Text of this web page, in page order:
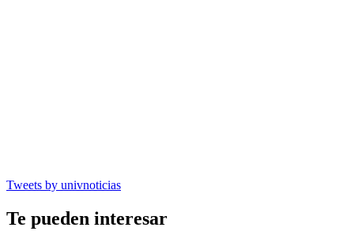
Tweets by univnoticias
Te pueden interesar